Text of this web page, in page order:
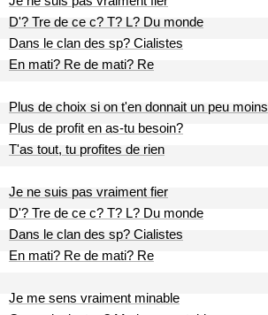
D'? Tre de ce c? T? L? Du monde
Dans le clan des sp? Cialistes
En mati? Re de mati? Re
Plus de choix si on t'en donnait un peu moins
Plus de profit en as-tu besoin?
T'as tout, tu profites de rien
Je ne suis pas vraiment fier
D'? Tre de ce c? T? L? Du monde
Dans le clan des sp? Cialistes
En mati? Re de mati? Re
Je me sens vraiment minable